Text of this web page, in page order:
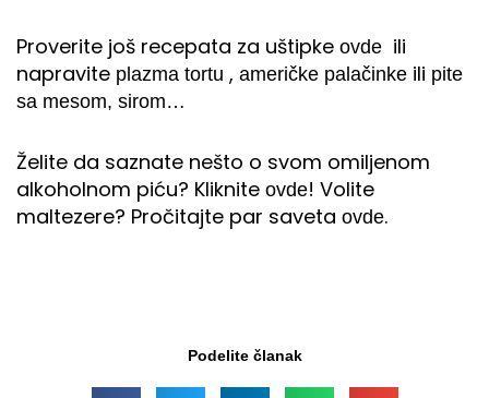
Proverite još recepata za uštipke ovde ili
napravite plazma tortu , američke palačinke ili pite
sa mesom, sirom…
Želite da saznate nešto o svom omiljenom
alkoholnom piću? Kliknite ovde! Volite
maltezere? Pročitajte par saveta ovde.
Podelite članak